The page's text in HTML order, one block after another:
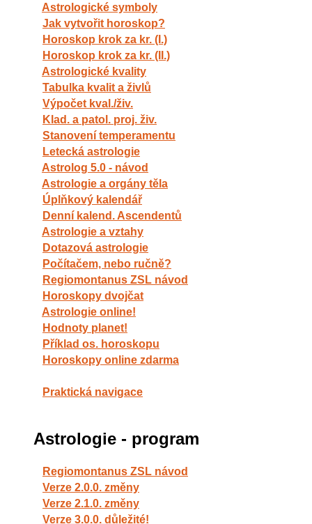
Astrologické symboly
Jak vytvořit horoskop?
Horoskop krok za kr. (I.)
Horoskop krok za kr. (II.)
Astrologické kvality
Tabulka kvalit a živlů
Výpočet kval./živ.
Klad. a patol. proj. živ.
Stanovení temperamentu
Letecká astrologie
Astrolog 5.0 - návod
Astrologie a orgány těla
Úplňkový kalendář
Denní kalend. Ascendentů
Astrologie a vztahy
Dotazová astrologie
Počítačem, nebo ručně?
Regiomontanus ZSL návod
Horoskopy dvojčat
Astrologie online!
Hodnoty planet!
Příklad os. horoskopu
Horoskopy online zdarma
Praktická navigace
Astrologie - program
Regiomontanus ZSL návod
Verze 2.0.0. změny
Verze 2.1.0. změny
Verze 3.0.0. důležité!